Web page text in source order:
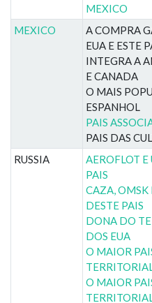
MEXICO
MEXICO
A COMPRA
EUA E ESTE
INTEGRA A
E CANADA
O MAIS
ESPANHOL
PAIS
PAIS DAS
RUSSIA
AEROFLOT
PAIS
CAZA, OMSK
DESTE PAIS
DONA DO
DOS EUA
O MAIOR
TERRITORIAL
O MAIOR
TERRITORIAL